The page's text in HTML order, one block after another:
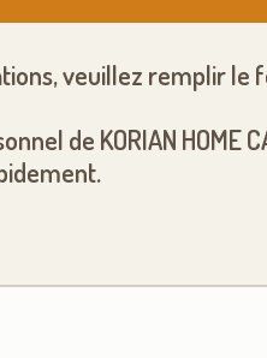
veuillez remplir le
de KORIAN HOME